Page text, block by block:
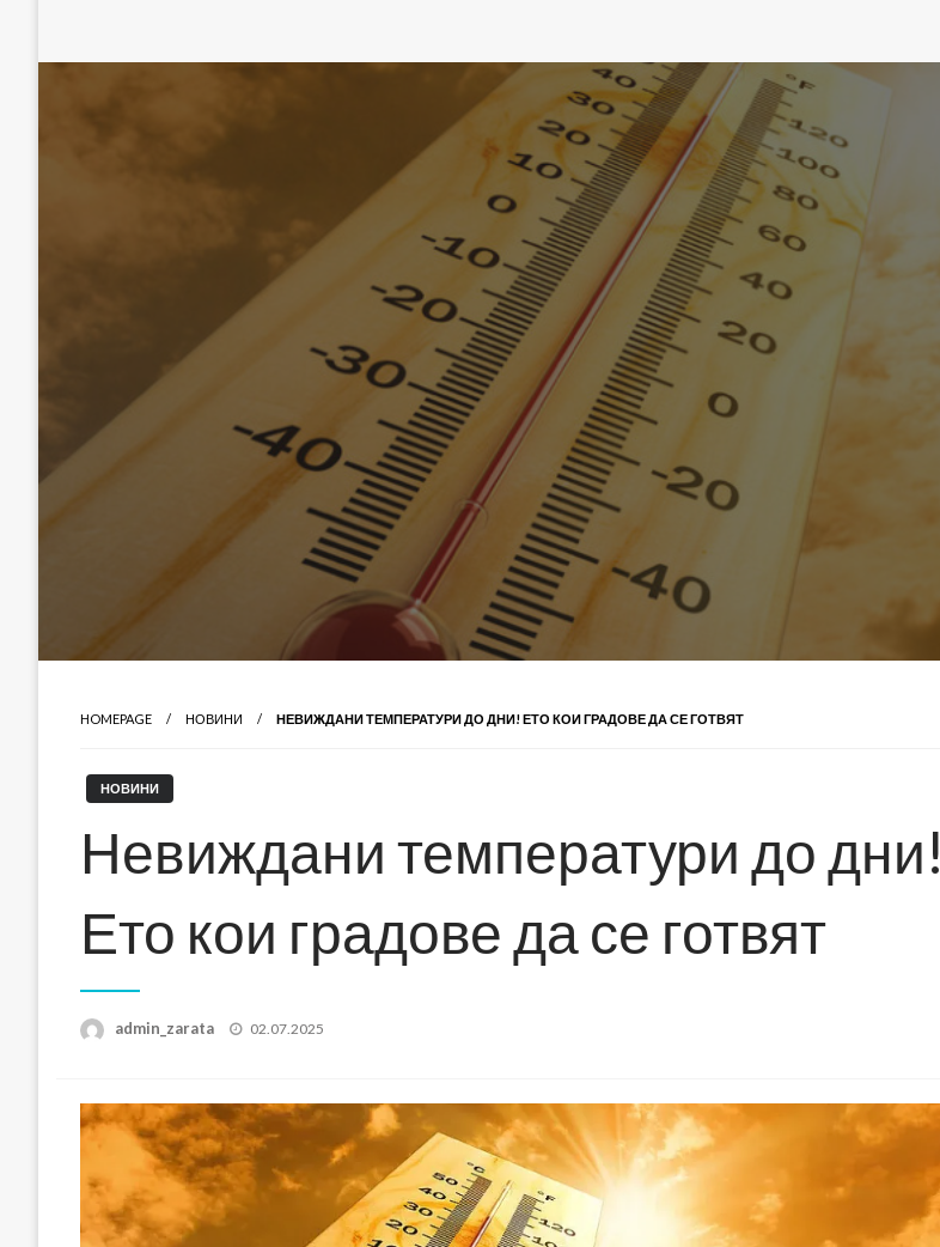
HOMEPAGE НОВИНИ НЕВИЖДАНИ ТЕМПЕРАТУРИ ДО ДНИ! ЕТО КОИ ГРАДОВЕ ДА СЕ ГОТВЯТ
НОВИНИ
Невиждани температури до дни!
Ето кои градове да се готвят
admin_zarata
Posted
02.07.2025